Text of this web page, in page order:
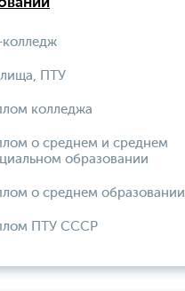
колледж
ПТУ
колледжа
о среднем и среднем
образовании
о среднем образовании
ПТУ СССР